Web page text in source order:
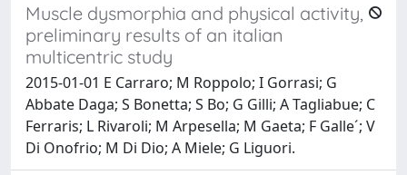
Muscle dysmorphia and physical activity,
preliminary results of an italian
multicentric study
2015-01-01 E Carraro; M Roppolo; I Gorrasi; G
Abbate Daga; S Bonetta; S Bo; G Gilli; A Tagliabue; C
Ferraris; L Rivaroli; M Arpesella; M Gaeta; F Galle´; V
Di Onofrio; M Di Dio; A Miele; G Liguori.